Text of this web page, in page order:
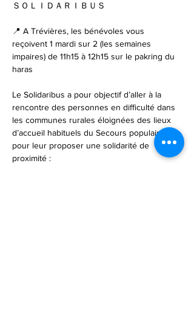
ＳＯＬＩＤＡＲＩＢＵＳ
📍 A Trévières, les bénévoles vous
reçoivent 1 mardi sur 2 (les semaines
impaires) de 11h15 à 12h15 sur le pakring du
haras
Le Solidaribus a pour objectif d’aller à la
rencontre des personnes en difficulté dans
les communes rurales éloignées des lieux
d’accueil habituels du Secours populaire
pour leur proposer une solidarité de
proximité :